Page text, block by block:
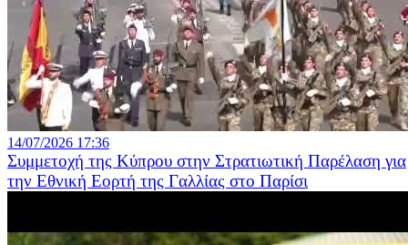
14/07/2026 17:36
Συμμετοχή της Κύπρου στην Στρατιωτική Παρέλαση για
την Εθνική Εορτή της Γαλλίας στο Παρίσι